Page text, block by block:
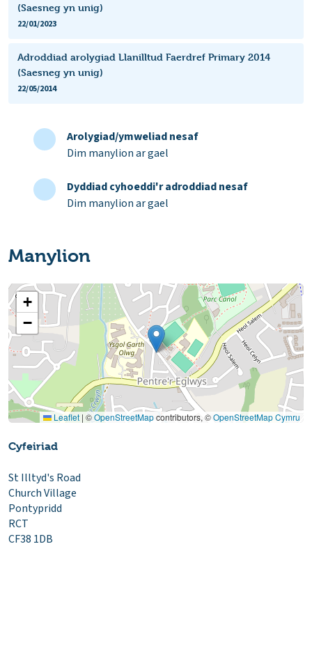
(Saesneg yn unig)
22/01/2023
Adroddiad arolygiad Llanilltud Faerdref Primary 2014
(Saesneg yn unig)
22/05/2014
Arolygiad/ymweliad nesaf
Dim manylion ar gael
Dyddiad cyhoeddi'r adroddiad nesaf
Dim manylion ar gael
Manylion
+
−
Leaflet | ©OpenStreetMapcontributors, ©OpenStreetMap Cymru
Cyfeiriad
St Illtyd's Road
Church Village
Pontypridd
RCT
CF38 1DB